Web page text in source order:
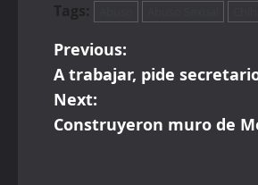
Tags:
P
o
s
Previous:
A trabajar, pide
Next:
Construyeron muro de